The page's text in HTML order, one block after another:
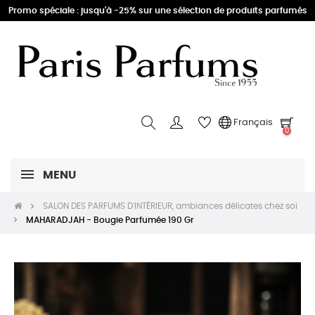
Promo spéciale : jusqu'à -25% sur une sélection de produits parfumés
Français
0
MENU
SALON DES PARFUMS D'INTÉRIEUR, ambiances délicates chez soi
MAHARADJAH - Bougie Parfumée 190 Gr